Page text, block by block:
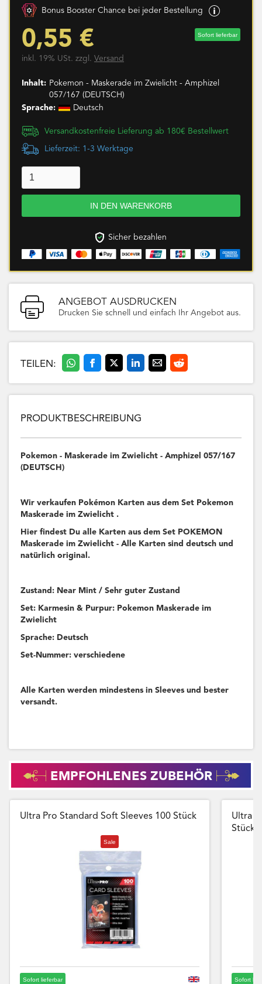
Bonus Booster Chance bei jeder Bestellung
0,55 € Sofort lieferbar
inkl. 19% USt. zzgl. Versand
Inhalt: Pokemon - Maskerade im Zwielicht - Amphizel
057/167 (DEUTSCH)
Sprache:
Deutsch
Versandkostenfreie Lieferung ab 180€ Bestellwert
Lieferzeit: 1-3 Werktage
Sicher bezahlen
ANGEBOT AUSDRUCKEN
Drucken Sie schnell und einfach Ihr Angebot aus.
TEILEN:
PRODUKTBESCHREIBUNG
Pokemon - Maskerade im Zwielicht - Amphizel 057/167
(DEUTSCH)
Wir verkaufen Pokémon Karten aus dem Set Pokemon
Maskerade im Zwielicht .
Hier findest Du alle Karten aus dem Set POKEMON
Maskerade im Zwielicht - Alle Karten sind deutsch und
natürlich original.
Zustand: Near Mint / Sehr guter Zustand
Set: Karmesin & Purpur: Pokemon Maskerade im
Zwielicht
Sprache: Deutsch
Set-Nummer: verschiedene
Alle Karten werden mindestens in Sleeves und bester
versandt.
EMPFOHLENES ZUBEHÖR
Ultra Pro Standard Soft Sleeves 100 Stück
Sale
Sofort lieferbar
Ultra
Stück
Sofort